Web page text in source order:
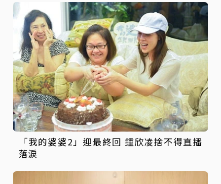
「我的婆婆2」迎最終回 鍾欣凌捨不得直播
落淚